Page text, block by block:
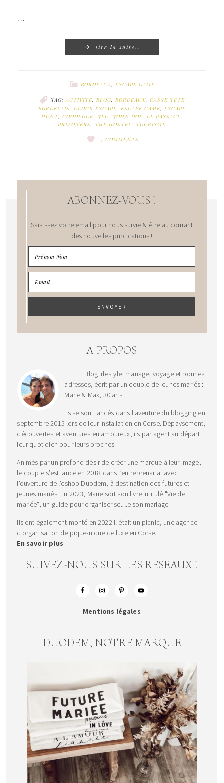
…
lire la suite…
BORDEAUX, ESCAPE GAME
TAG: ACTIVITE, BLOG, BORDEAUX, CASSE TETE
BORDELAIS
CLOCK ESCAPE, ESCAPE GAME, ESCAPE
HUNT, GOODLOCK JEU, JOHN DOE, LE PASSAGE,
PRIZONERS
THE HOSTEL TOURISME
3 COMMENTS
ABONNEZ-VOUS !
Saisissez votre email pour nous suivre & être au courant
des nouvelles publications !
A PROPOS
Blog lifestyle, mariage, voyage et bonnes
adresses, écrit par un couple de jeunes mariés :
Marie & Max, 30 ans.
Ils se sont lancés dans l'aventure du blogging en
septembre 2015 lors de leur installation en Corse. Dépaysement,
découvertes et aventures en amoureux, ils partagent au départ
leur quotidien pour leurs proches.
Animés par un profond désir de créer une marque à leur image,
le couple s’est lancé en 2018 dans l’entreprenariat avec
l'ouverture de l'eshop Duodem, à destination des futures et
jeunes mariés. En 2023, Marie sort son livre intitulé "Vie de
mariée", un guide pour organiser seul.e son mariage.
Ils ont également monté en 2022 Il était un picnic, une agence
d'organisation de pique-nique de luxe en Corse.
En savoir plus
SUIVEZ-NOUS SUR LES RESEAUX !
Mentions légales
DUODEM, NOTRE MARQUE